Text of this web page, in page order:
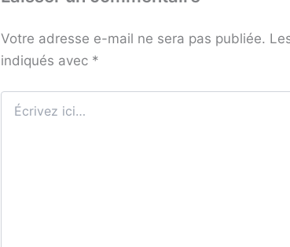
Votre adresse e-mail ne sera pas publiée.
indiqués avec *
Écrivez
ici…